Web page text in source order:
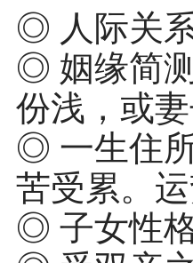
◎ 人际关
◎ 姻缘简
份浅，或
◎ 一生住
苦受累。
◎ 子女性